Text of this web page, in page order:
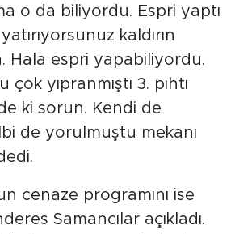
o da biliyordu. Espri yaptı
kaldırın
Hala espri yapabiliyordu.
yıpranmıştı 3. pıhtı
ki sorun. Kendi de
de yorulmuştu mekanı
cenaze programını ise
Samancılar açıkladı.